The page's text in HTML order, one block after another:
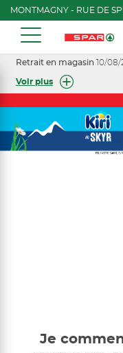
MONTMAGNY - RUE DE
Retrait en magasin 10/08/
Voir plus
Je